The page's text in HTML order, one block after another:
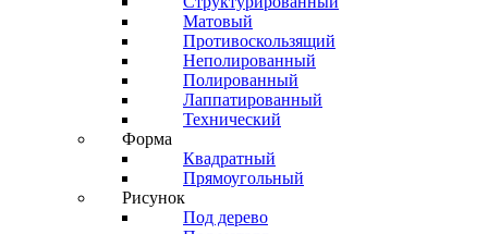
Матовый
Противоскользящий
Неполированный
Полированный
Лаппатированный
Технический
Форма
Квадратный
Прямоугольный
Рисунок
Под дерево